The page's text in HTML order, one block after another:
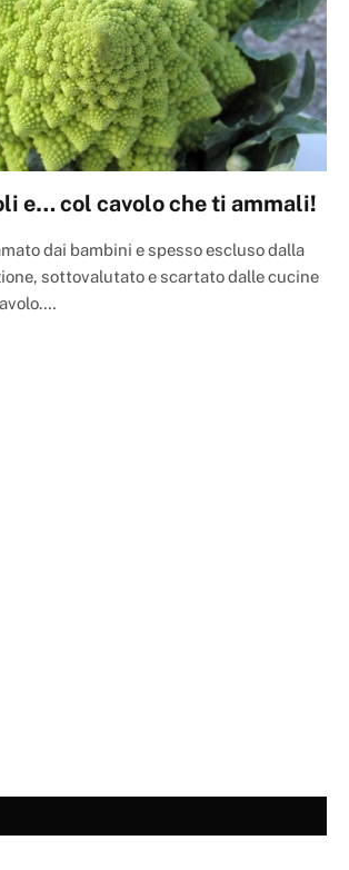
e… col cavolo che ti ammali!
dai bambini e spesso escluso dalla
sottovalutato e scartato dalle cucine